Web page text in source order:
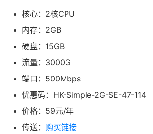
核心：2核CPU
内存：2GB
硬盘：15GB
流量：3000G
端口：500Mbps
优惠码：HK-Simple-2G-SE-47-114
价格：59元/年
传送： 购买链接